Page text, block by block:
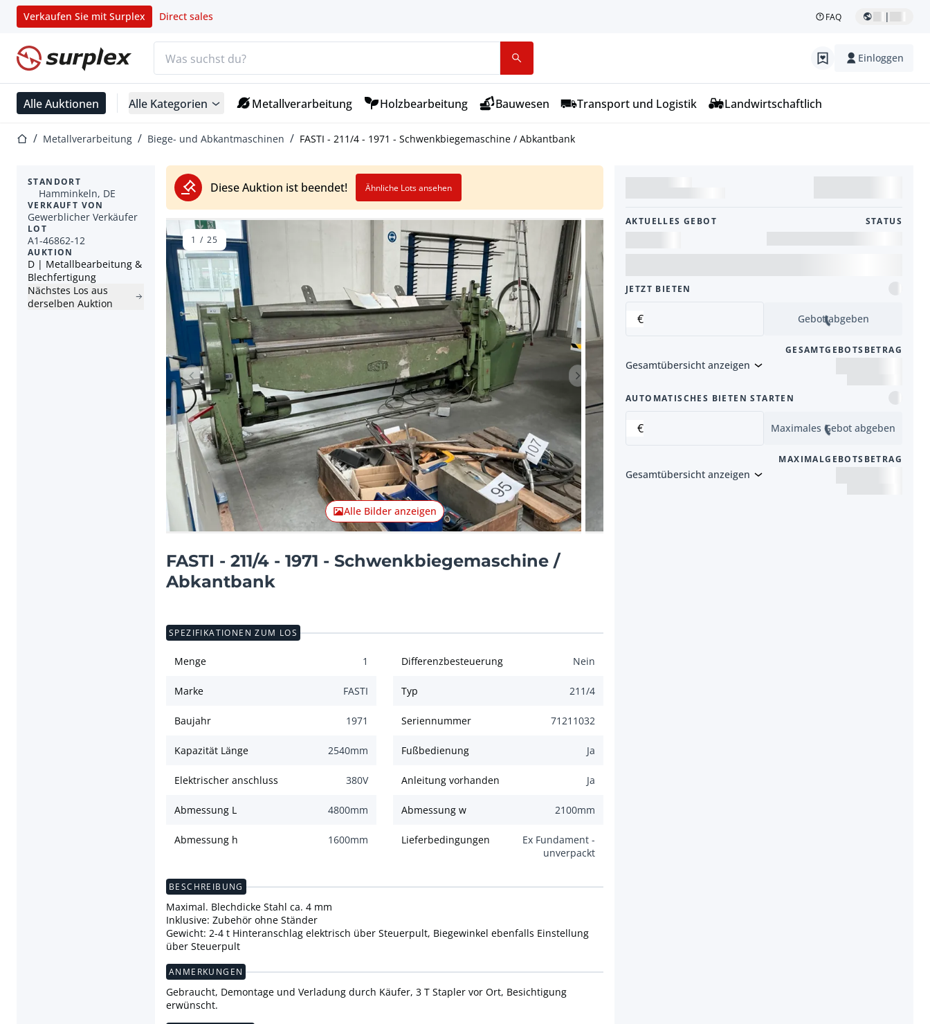
Verkaufen Sie mit Surplex Direct sales FAQ |
Startseite Einloggen
Alle Auktionen Alle Kategorien Metallverarbeitung Holzbearbeitung Bauwesen Transport und Logistik Landwirtschaftlich
StartseiteMetallverarbeitung Biege- und Abkantmaschinen FASTI - 211/4 - 1971 - Schwenkbiegemaschine / Abkantbank
Diese Auktion ist beendet! Ähnliche Lots ansehen
STANDORT
Hamminkeln, DE
VERKAUFT VON
Gewerblicher Verkäufer
LOT
A1-46862-12
AUKTION
D | Metallbearbeitung &
Blechfertigung
Nächstes Los aus
derselben Auktion
Vorheriger Artikel Nächster Artikel
Alle Bilder anzeigen
1 / 25
FASTI - 211/4 - 1971 - Schwenkbiegemaschine /
Abkantbank
AKTUELLES GEBOT STATUS
JETZT BIETEN
€ Gebot abgeben
GESAMTGEBOTSBETRAG
Gesamtübersicht anzeigen
AUTOMATISCHES BIETEN STARTEN
€ Maximales Gebot abgeben
MAXIMALGEBOTSBETRAG
Gesamtübersicht anzeigen
SPEZIFIKATIONEN ZUM LOS
Menge 1 Differenzbesteuerung Nein
Marke FASTI Typ 211/4
Baujahr 1971 Seriennummer 71211032
Kapazität Länge 2540mm Fußbedienung Ja
Elektrischer anschluss 380V Anleitung vorhanden Ja
Abmessung L 4800mm Abmessung w 2100mm
Abmessung h 1600mm Lieferbedingungen
Ex Fundament -
unverpackt
BESCHREIBUNG
Maximal. Blechdicke Stahl ca. 4 mm
Inklusive: Zubehör ohne Ständer
Gewicht: 2-4 t Hinteranschlag elektrisch über Steuerpult, Biegewinkel ebenfalls Einstellung
über Steuerpult
ANMERKUNGEN
Gebraucht, Demontage und Verladung durch Käufer, 3 T Stapler vor Ort, Besichtigung
erwünscht.